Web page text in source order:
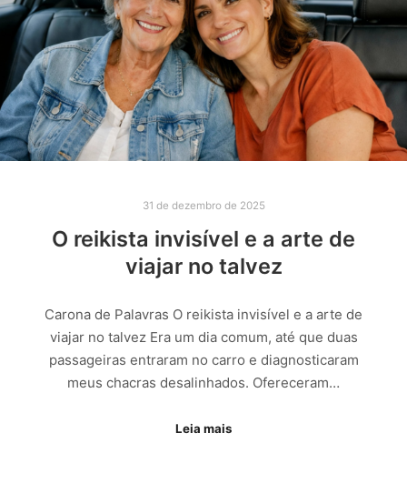
31 de dezembro de 2025
O reikista invisível e a arte de
viajar no talvez
Carona de Palavras O reikista invisível e a arte de
viajar no talvez Era um dia comum, até que duas
passageiras entraram no carro e diagnosticaram
meus chacras desalinhados. Ofereceram…
Leia mais